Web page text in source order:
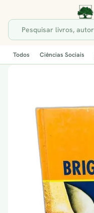
Todos Ciências Sociais